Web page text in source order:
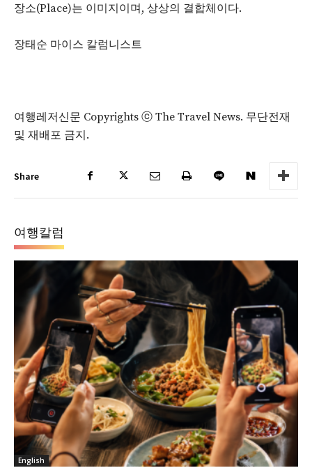
장소(Place)는 이미지이며, 상상의 결합체이다.
장태순 마이스 칼럼니스트
여행레저신문 Copyrights ⓒ The Travel News. 무단전재
및 재배포 금지.
Share
여행칼럼
English